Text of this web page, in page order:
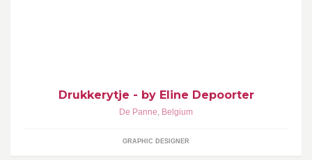
Drukkerytje - by Eline Depoorter
De Panne, Belgium
GRAPHIC DESIGNER